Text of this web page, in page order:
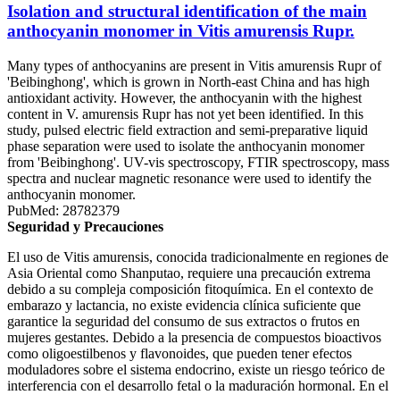
Isolation and structural identification of the main
anthocyanin monomer in Vitis amurensis Rupr.
Many types of anthocyanins are present in Vitis amurensis Rupr of
'Beibinghong', which is grown in North-east China and has high
antioxidant activity. However, the anthocyanin with the highest
content in V. amurensis Rupr has not yet been identified. In this
study, pulsed electric field extraction and semi-preparative liquid
phase separation were used to isolate the anthocyanin monomer
from 'Beibinghong'. UV-vis spectroscopy, FTIR spectroscopy, mass
spectra and nuclear magnetic resonance were used to identify the
anthocyanin monomer.
PubMed: 28782379
Seguridad y Precauciones
El uso de Vitis amurensis, conocida tradicionalmente en regiones de
Asia Oriental como Shanputao, requiere una precaución extrema
debido a su compleja composición fitoquímica. En el contexto de
embarazo y lactancia, no existe evidencia clínica suficiente que
garantice la seguridad del consumo de sus extractos o frutos en
mujeres gestantes. Debido a la presencia de compuestos bioactivos
como oligoestilbenos y flavonoides, que pueden tener efectos
moduladores sobre el sistema endocrino, existe un riesgo teórico de
interferencia con el desarrollo fetal o la maduración hormonal. En el